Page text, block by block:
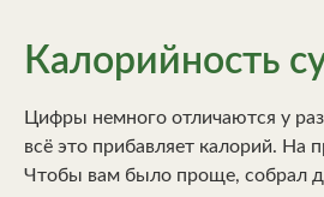
Калорийность
Цифры немного отличаются у
всё это прибавляет калорий. На
Чтобы вам было проще, собрал